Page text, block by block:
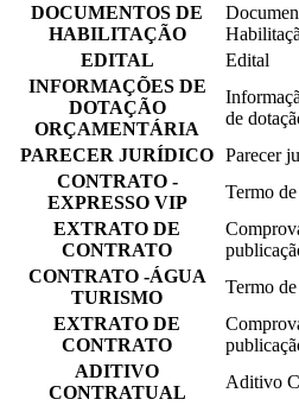
DOCUMENTOS DE
HABILITAÇÃO
EDITAL
Edital
INFORMAÇÕES DE
DOTAÇÃO
ORÇAMENTÁRIA
de
PARECER JURÍDICO Parecer
CONTRATO -
EXPRESSO VIP
Termo
EXTRATO DE
CONTRATO
CONTRATO -ÁGUA
TURISMO
Termo
EXTRATO DE
CONTRATO
ADITIVO
CONTRATUAL
Aditivo